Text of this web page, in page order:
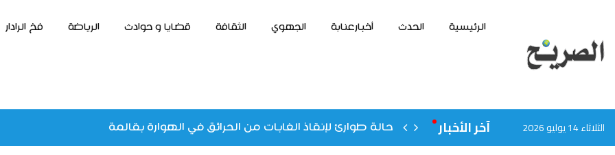
الرئيسية الحدث أخبارعنابة الجهوي الثقافة قضايا و حوادث الرياضة فخ الرادار
الثلاثاء 14 يوليو 2026 آخر الأخبار حالة طوارئ لإنقاذ الغابات من الحرائق في الهوارة بقالمة